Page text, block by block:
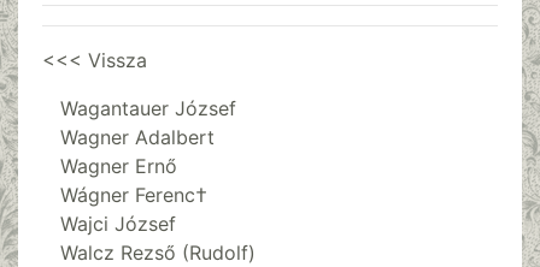
<<< Vissza
Wagantauer József
Wagner Adalbert
Wagner Ernő
Wágner Ferenc†
Wajci József
Walcz Rezső (Rudolf)